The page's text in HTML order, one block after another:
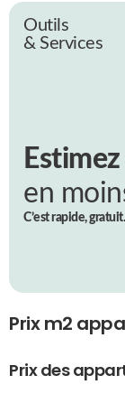
Outils
& Services
en
C’est rapide,
Prix m2
Prix des